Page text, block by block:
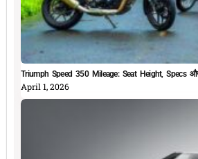
Triumph Speed 350 Mileage: Seat Height, Specs और
April 1, 2026